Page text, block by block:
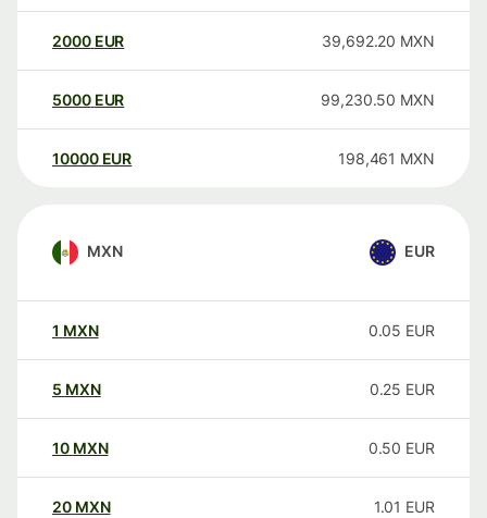
2000 EUR 39,692.20 MXN
5000 EUR 99,230.50 MXN
10000 EUR 198,461 MXN
MXN EUR
1 MXN 0.05 EUR
5 MXN 0.25 EUR
10 MXN 0.50 EUR
20 MXN 1.01 EUR